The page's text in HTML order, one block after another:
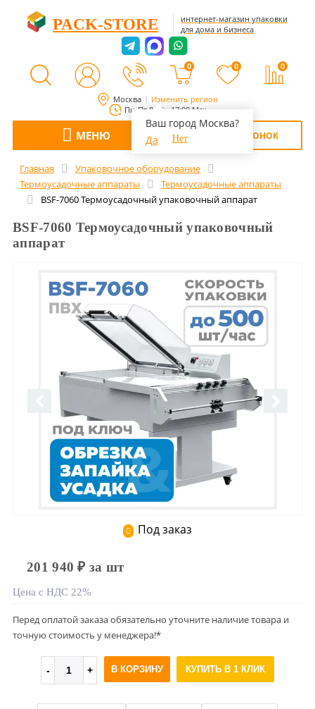
Москва Изменить регион
Ваш город Москва?
Да
Нет
Пн-Пт 8:00 - 17:00 Мск
PACK-STORE
интернет-магазин упаковки
для дома и бизнеса
0 0 0
МЕНЮ ОБРАТНЫЙ ЗВОНОК
Главная
Упаковочное оборудование
Термоусадочные аппараты
Термоусадочные аппараты
BSF-7060 Термоусадочный упаковочный аппарат
BSF-7060 Термоусадочный упаковочный
аппарат
Под заказ
201 940 ₽ за шт
Цена с НДС 22%
Перед оплатой заказа обязательно уточните наличие товара и
точную стоимость у менеджера!*
В КОРЗИНУ КУПИТЬ В 1 КЛИК